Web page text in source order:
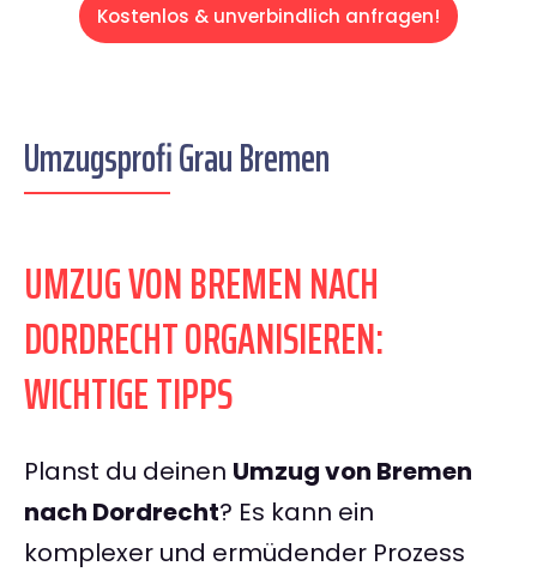
Kostenlos & unverbindlich anfragen!
Umzugsprofi Grau Bremen
UMZUG VON BREMEN NACH
DORDRECHT ORGANISIEREN:
WICHTIGE TIPPS
Planst du deinen Umzug von Bremen
nach Dordrecht? Es kann ein
komplexer und ermüdender Prozess